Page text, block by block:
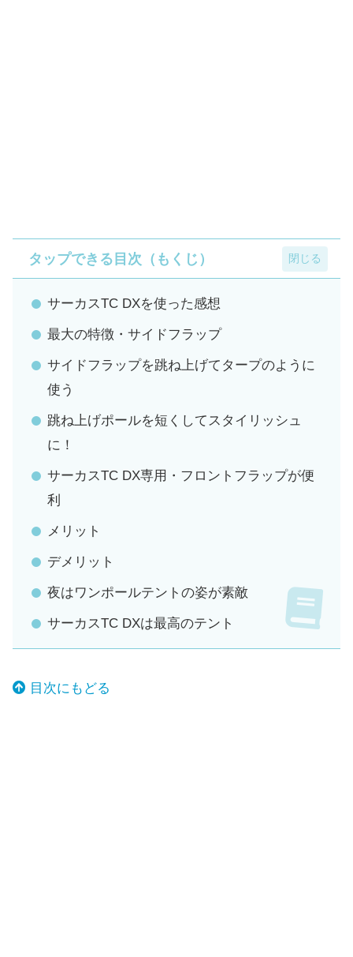
タップできる目次（もくじ）
サーカスTC DXを使った感想
最大の特徴・サイドフラップ
サイドフラップを跳ね上げてタープのように
使う
跳ね上げポールを短くしてスタイリッシュ
に！
サーカスTC DX専用・フロントフラップが便
利
メリット
デメリット
夜はワンポールテントの姿が素敵
サーカスTC DXは最高のテント
目次にもどる